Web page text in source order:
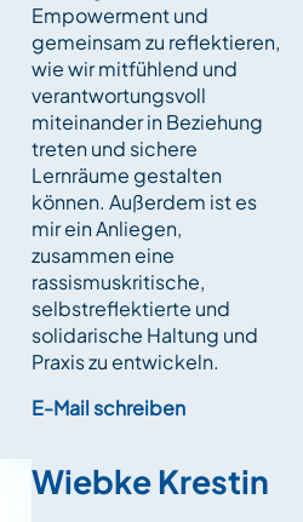
Empowerment und
gemeinsam zu reflektieren,
wie wir mitfühlend und
verantwortungsvoll
miteinander in Beziehung
treten und sichere
Lernräume gestalten
können. Außerdem ist es
mir ein Anliegen,
zusammen eine
rassismuskritische,
selbstreflektierte und
solidarische Haltung und
Praxis zu entwickeln.
E-Mail schreiben
Wiebke Krestin